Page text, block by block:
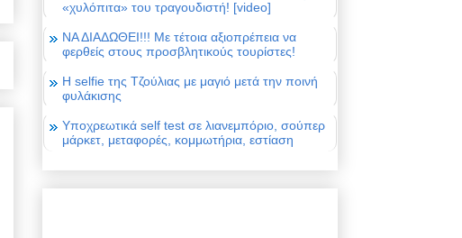
«χυλόπιτα» του τραγουδιστή! [video]
ΝΑ ΔΙΑΔΩΘΕΙ!!! Με τέτοια αξιοπρέπεια να
φερθείς στους προσβλητικούς τουρίστες!
Η selfie της Τζούλιας με μαγιό μετά την ποινή
φυλάκισης
Υποχρεωτικά self test σε λιανεμπόριο, σούπερ
μάρκετ, μεταφορές, κομμωτήρια, εστίαση